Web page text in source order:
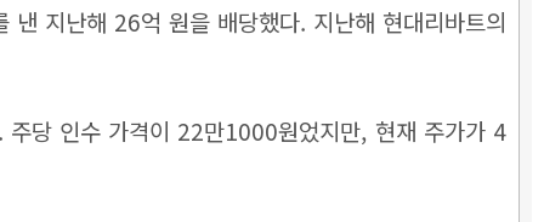
지난해 26억 원을 배당했다. 지난해 현대리바트의
주당 인수 가격이 22만1000원었지만, 현재 주가가 4